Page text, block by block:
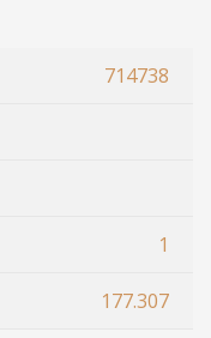
714738
1
177.307